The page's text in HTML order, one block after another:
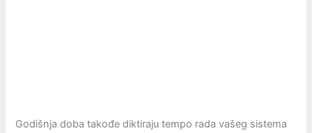
Godišnja doba takođe diktiraju tempo rada vašeg sistema